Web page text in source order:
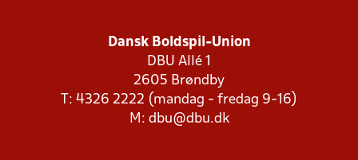
Dansk Boldspil-Union
DBU Allé 1
2605 Brøndby
T: 4326 2222 (mandag - fredag 9-16)
M: dbu@dbu.dk